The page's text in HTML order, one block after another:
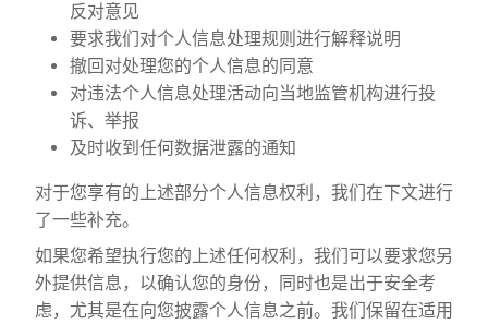
反对意见
要求我们对个人信息处理规则进行解释说明
撤回对处理您的个人信息的同意
对违法个人信息处理活动向当地监管机构进行投
诉、举报
及时收到任何数据泄露的通知
对于您享有的上述部分个人信息权利，我们在下文进行
了一些补充。
如果您希望执行您的上述任何权利，我们可以要求您另
外提供信息，以确认您的身份，同时也是出于安全考
虑，尤其是在向您披露个人信息之前。我们保留在适用